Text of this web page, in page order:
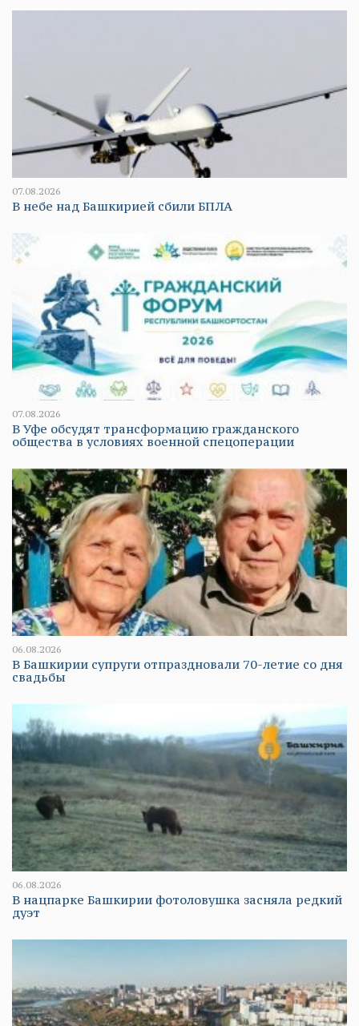
07.08.2026
В небе над Башкирией сбили БПЛА
07.08.2026
В Уфе обсудят трансформацию гражданского
общества в условиях военной спецоперации
06.08.2026
В Башкирии супруги отпраздновали 70-летие со дня
свадьбы
06.08.2026
В нацпарке Башкирии фотоловушка засняла редкий
дуэт